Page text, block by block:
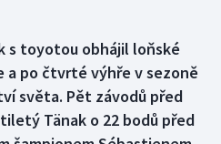
s toyotou obhájil loňské
po čtvrté výhře v sezoně
světa. Pět závodů před
Tänak o 22 bodů před